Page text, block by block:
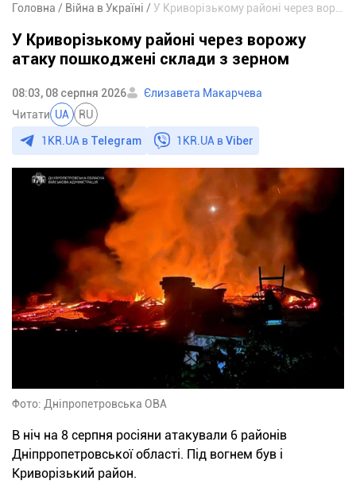
Головна Війна в Україні
У Криворізькому районі через ворожу
атаку пошкоджені склади з зерном
08:03, 08 серпня 2026
Єлизавета Макарчева
Читати UA RU
1KR.UA в Telegram 1KR.UA вViber
Фото: Дніпропетровська ОВА
В ніч на 8 серпня росіяни атакували 6 районів
Дніпрропетровської області. Під вогнем був і
Криворізький район.